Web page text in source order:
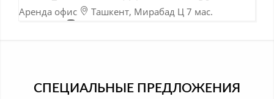
Аренда офис
Ташкент, Мирабад Ц 7 мас.
СПЕЦИАЛЬНЫЕ ПРЕДЛОЖЕНИЯ